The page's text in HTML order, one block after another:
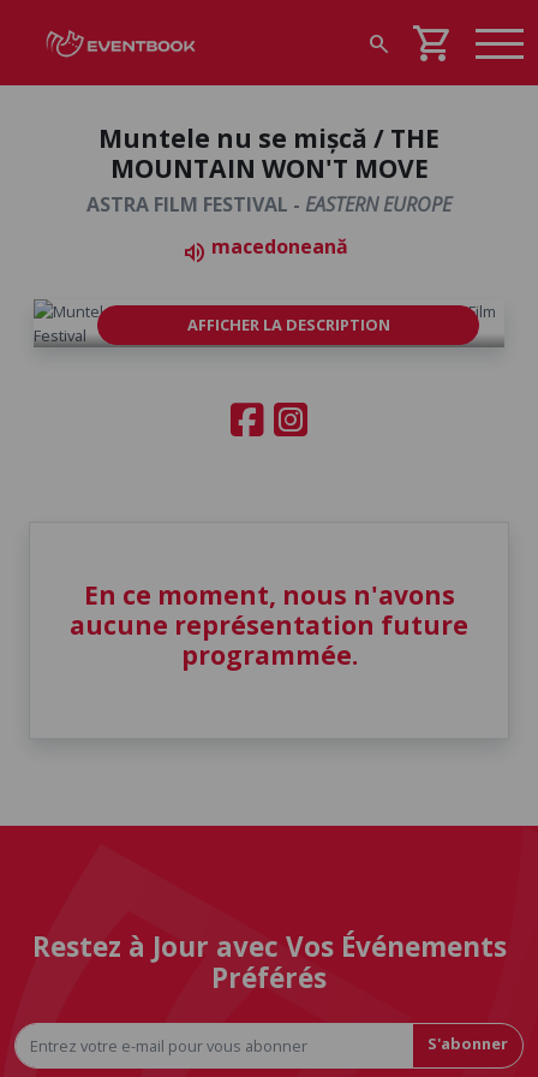
search shopping_cart
Muntele nu se mișcă / THE
MOUNTAIN WON'T MOVE
ASTRA FILM FESTIVAL - EASTERN EUROPE
volume_up macedoneană
AFFICHER LA DESCRIPTION
En ce moment, nous n'avons
aucune représentation future
programmée.
Restez à Jour avec Vos Événements
Préférés
S'abonner